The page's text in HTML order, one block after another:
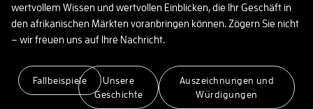
wertvollem Wissen und wertvollen Einblicken, die Ihr Geschäft in
den afrikanischen Märkten voranbringen können. Zögern Sie nicht
– wir freuen uns auf Ihre Nachricht.
Fallbeispiele
Unsere
Geschichte
Auszeichnungen und
Würdigungen